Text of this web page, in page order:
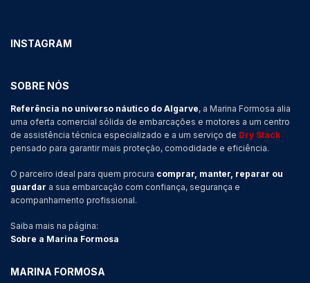
INSTAGRAM
SOBRE NÓS
Referência no universo náutico do Algarve, a Marina Formosa alia
uma oferta comercial sólida de embarcações e motores a um centro
de assistência técnica especializado e a um serviço de Dry Stack
pensado para garantir mais proteção, comodidade e eficiência.
O parceiro ideal para quem procura comprar, manter, reparar ou
guardar a sua embarcação com confiança, segurança e
acompanhamento profissional.
Saiba mais na página:
Sobre a Marina Formosa
MARINA FORMOSA